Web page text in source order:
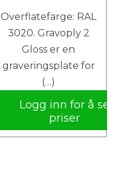
Overflatefarge: RAL
3020. Gravoply 2
Gloss er en
graveringsplate for
(…)
Logg inn for å se
priser